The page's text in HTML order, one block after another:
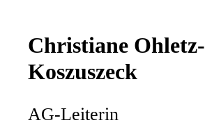
Christiane Ohletz-
Koszuszeck
AG-Leiterin